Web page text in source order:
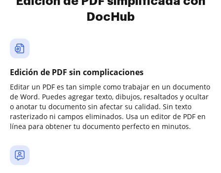
DocHub
Edición de PDF sin complicaciones
Editar un PDF es tan simple como trabajar en un documento
de Word. Puedes agregar texto, dibujos, resaltados y ocultar
o anotar tu documento sin afectar su calidad. Sin texto
rasterizado ni campos eliminados. Usa un editor de PDF en
línea para obtener tu documento perfecto en minutos.